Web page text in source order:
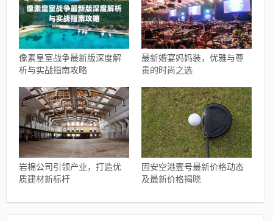
像素皇室战争最新版深度解
析与实战指南攻略
最新婚宴妈妈装，优雅与尊
贵的时尚之选
岩棉公司引领产业，打造优
质建材新标杆
固安空港壹号最新价格动态
及最新价格揭晓